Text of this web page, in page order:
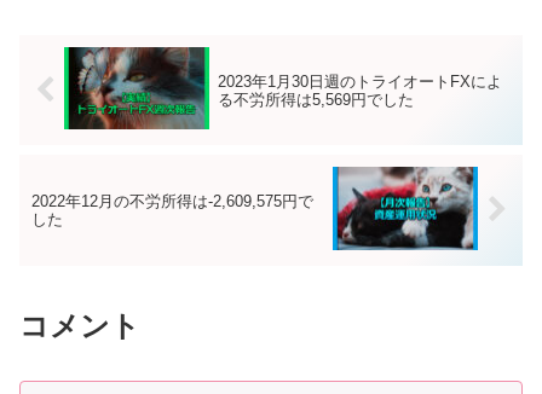
2023年1月30日週のトライオートFXによ
る不労所得は5,569円でした
2022年12月の不労所得は-2,609,575円で
した
コメント